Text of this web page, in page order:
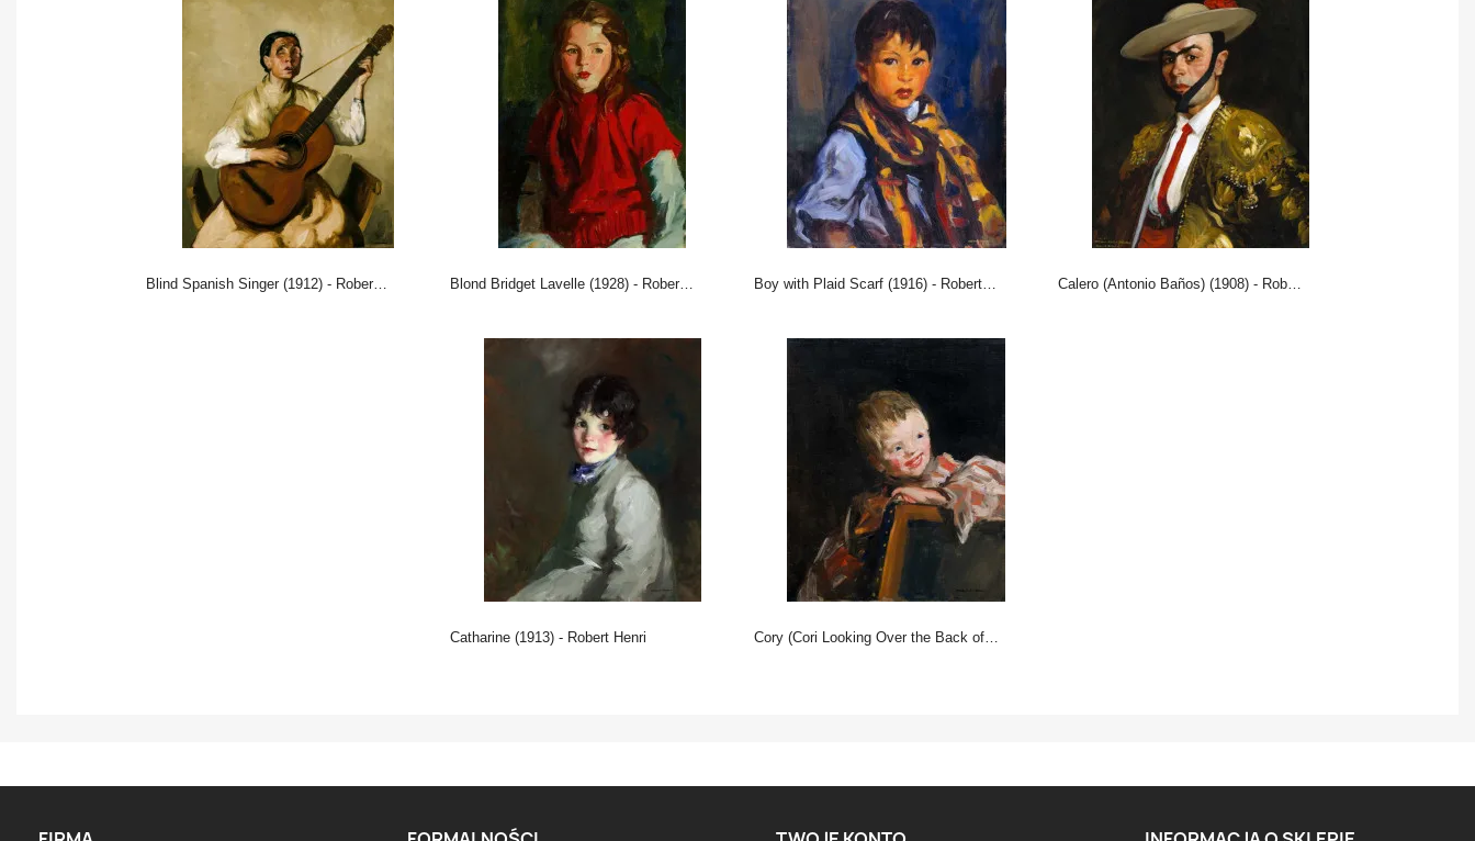
Blind Spanish Singer (1912) - Robert Henri Blond Bridget Lavelle (1928) - Robert Henri Boy with Plaid Scarf (1916) - Robert Henri Calero (Antonio Baños) (1908) - Robert Henri
Catharine (1913) - Robert Henri Cory (Cori Looking Over the Back of a Chair) (1907) - Robert Henri